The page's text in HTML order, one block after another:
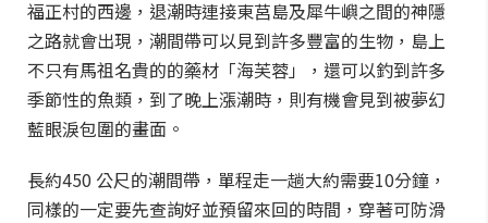
福正村的西邊，退潮時連接東莒島及犀牛嶼之間的神隱
之路就會出現，潮間帶可以見到許多豐富的生物，島上
不只有馬祖名貴的的藥材「海芙蓉」，還可以釣到許多
季節性的魚類，到了晚上漲潮時，則有機會見到被夢幻
藍眼淚包圍的畫面。
長約450 公尺的潮間帶，單程走一趟大約需要10分鐘，
同樣的一定要先查詢好並預留來回的時間，穿著可防滑